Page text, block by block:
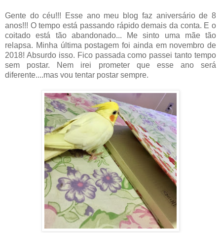
Gente do céu!!! Esse ano meu blog faz aniversário de 8
anos!!! O tempo está passando rápido demais da conta. E o
coitado está tão abandonado... Me sinto uma mãe tão
relapsa. Minha última postagem foi ainda em novembro de
2018! Absurdo isso. Fico passada como passei tanto tempo
sem postar. Nem irei prometer que esse ano será
diferente....mas vou tentar postar sempre.